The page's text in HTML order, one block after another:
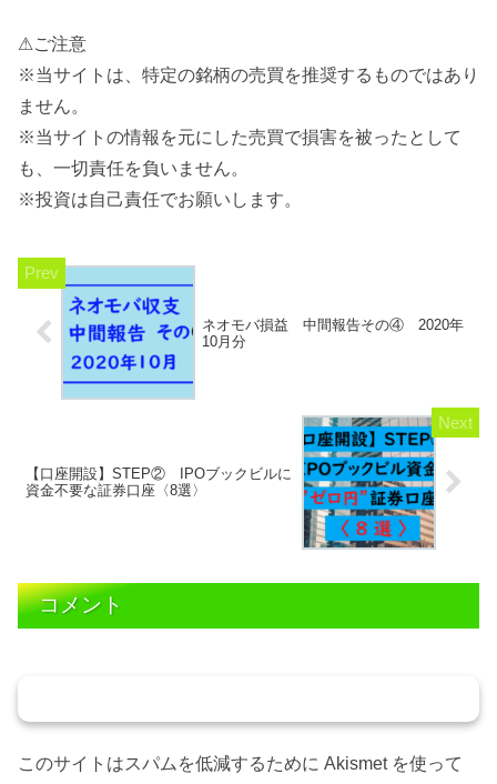
⚠ご注意
※当サイトは、特定の銘柄の売買を推奨するものではあり
ません。
※当サイトの情報を元にした売買で損害を被ったとして
も、一切責任を負いません。
※投資は自己責任でお願いします。
ネオモバ損益 中間報告その④ 2020年
10月分
【口座開設】STEP② IPOブックビルに
資金不要な証券口座〈8選〉
コメント
このサイトはスパムを低減するために Akismet を使って